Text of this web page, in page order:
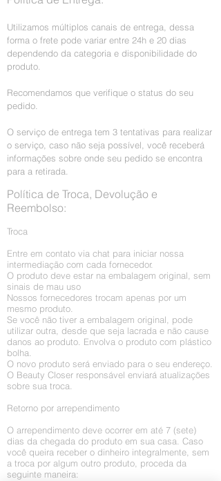
Utilizamos múltiplos canais de entrega, dessa
forma o frete pode variar entre 24h e 20 dias
dependendo da categoria e disponibilidade do
produto.
Recomendamos que verifique o status do seu
pedido.
O serviço de entrega tem 3 tentativas para realizar
o serviço, caso não seja possível, você receberá
informações sobre onde seu pedido se encontra
para a retirada.
Política de Troca, Devolução e
Reembolso:
Troca
Entre em contato via chat para iniciar nossa
intermediação com cada fornecedor.
O produto deve estar na embalagem original, sem
sinais de mau uso
Nossos fornecedores trocam apenas por um
mesmo produto.
Se você não tiver a embalagem original, pode
utilizar outra, desde que seja lacrada e não cause
danos ao produto. Envolva o produto com plástico
bolha.
O novo produto será enviado para o seu endereço.
O Beauty Closer responsável enviará atualizações
sobre sua troca.
Retorno por arrependimento
O arrependimento deve ocorrer em até 7 (sete)
dias da chegada do produto em sua casa. Caso
você queira receber o dinheiro integralmente, sem
a troca por algum outro produto, proceda da
seguinte maneira: